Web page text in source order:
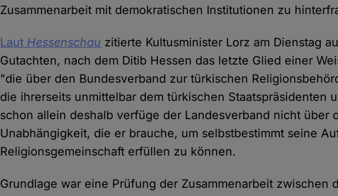
Zusammenarbeit mit demokratischen Institutionen zu
Laut Hessenschau zitierte Kultusminister Lorz am Dienstag
Gutachten, nach dem Ditib Hessen das letzte Glied einer
"die über den Bundesverband zur türkischen
die ihrerseits unmittelbar dem türkischen Staatspräsidenten
schon allein deshalb verfüge der Landesverband nicht über
Unabhängigkeit, die er brauche, um selbstbestimmt seine
Religionsgemeinschaft erfüllen zu können.
Grundlage war eine Prüfung der Zusammenarbeit zwischen